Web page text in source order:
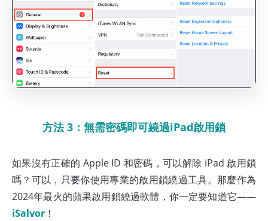
方法 3：無需密碼即可繞過iPad啟用鎖
如果沒有正確的 Apple ID 和密碼，可以解除 iPad 啟用鎖
嗎？可以，只要你使用專業的啟用鎖繞過工具。那麼作為
2024年最火的蘋果啟用鎖繞過軟體，你一定要知道它——
iSalvor ！